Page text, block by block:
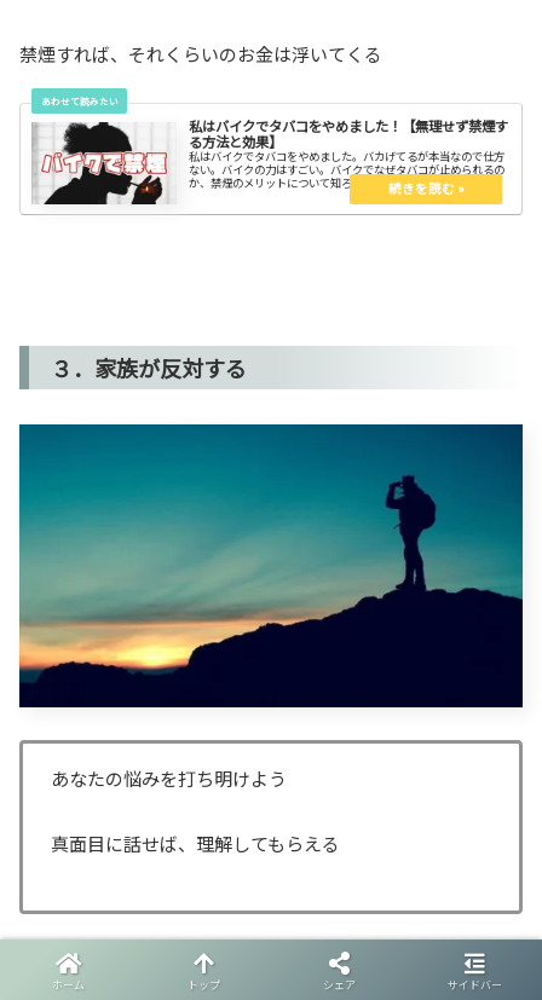
禁煙すれば、それくらいのお金は浮いてくる
私はバイクでタバコをやめました！【無理せず禁煙す
る方法と効果】
私はバイクでタバコをやめました。バカげてるが本当なので仕方
ない。バイクの力はすごい。バイクでなぜタバコが止められるの
か、禁煙のメリットについて知ろう。
３．家族が反対する
あなたの悩みを打ち明けよう
真面目に話せば、理解してもらえる
10代の子供が欲しがってる訳じゃない。
ホーム トップ シェア サイドバー